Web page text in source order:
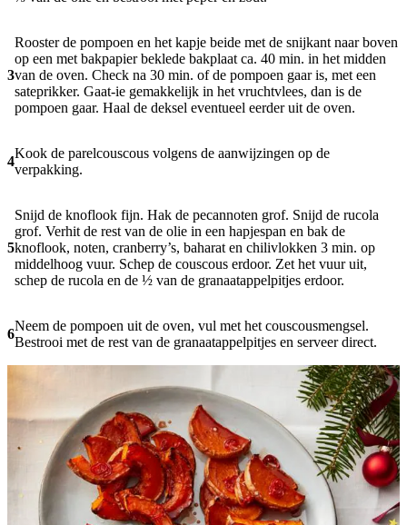
3
Rooster de pompoen en het kapje beide met de snijkant naar boven
op een met bakpapier beklede bakplaat ca. 40 min. in het midden
van de oven. Check na 30 min. of de pompoen gaar is, met een
sateprikker. Gaat-ie gemakkelijk in het vruchtvlees, dan is de
pompoen gaar. Haal de deksel eventueel eerder uit de oven.
4
Kook de parelcouscous volgens de aanwijzingen op de
verpakking.
5
Snijd de knoflook fijn. Hak de pecannoten grof. Snijd de rucola
grof. Verhit de rest van de olie in een hapjespan en bak de
knoflook, noten, cranberry’s, baharat en chilivlokken 3 min. op
middelhoog vuur. Schep de couscous erdoor. Zet het vuur uit,
schep de rucola en de ½ van de granaatappelpitjes erdoor.
6
Neem de pompoen uit de oven, vul met het couscousmengsel.
Bestrooi met de rest van de granaatappelpitjes en serveer direct.